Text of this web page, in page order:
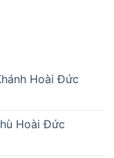
Hoài Đức
Hoài Đức